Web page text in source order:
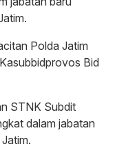
Polda Jatim
Bid
STNK Subdit
dalam jabatan